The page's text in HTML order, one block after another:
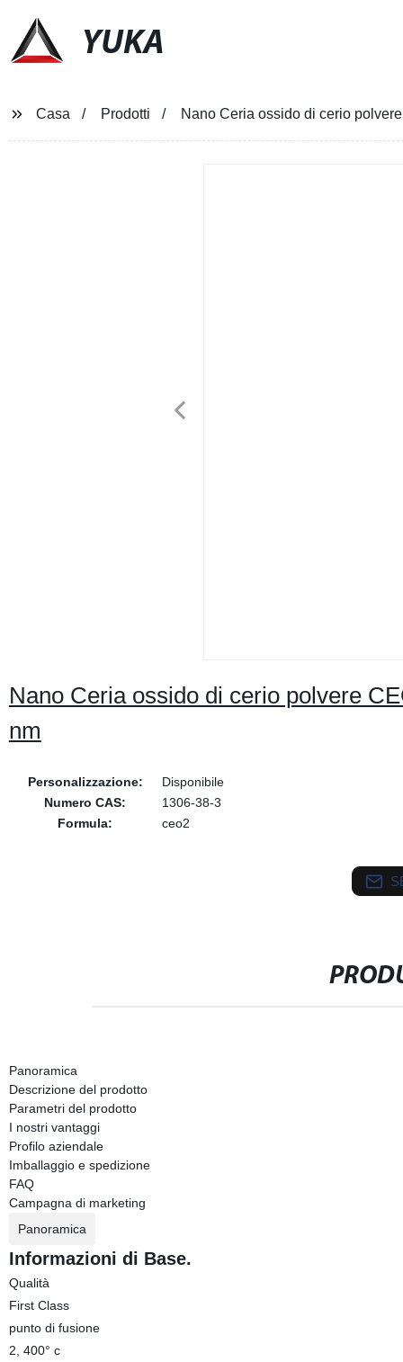
YUKA
Casa Prodotti Nano Ceria ossido di cerio
Nano Ceria ossido di cerio polvere
nm
Personalizzazione:
Disponibile
Numero CAS:
1306-38-3
Formula:
ceo2
Panoramica
Descrizione del prodotto
Parametri del prodotto
I nostri vantaggi
Profilo aziendale
Imballaggio e spedizione
FAQ
Campagna di marketing
Panoramica
Informazioni di Base.
Qualità
First Class
punto di fusione
2, 400° c